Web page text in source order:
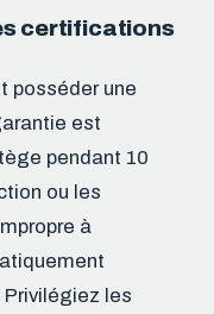
certifications
posséder une
est
pendant 10
ou les
à
les